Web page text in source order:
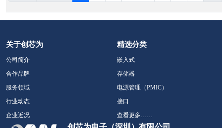
关于创芯为
公司简介
合作品牌
服务领域
行业动态
企业近况
精选分类
嵌入式
存储器
电源管理（PMIC）
接口
查看更多……